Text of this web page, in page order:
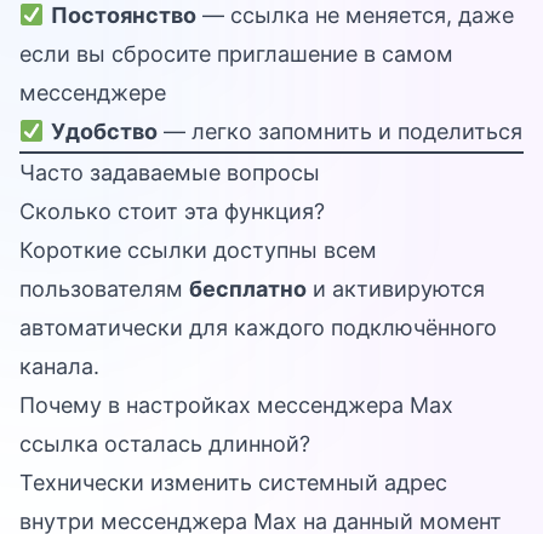
Постоянство— ссылка не меняется, даже
если вы сбросите приглашение в самом
мессенджере
Удобство— легко запомнить и поделиться
Часто задаваемые вопросы
Сколько стоит эта функция?
Короткие ссылки доступны всем
пользователям бесплатно и активируются
автоматически для каждого подключённого
канала.
Почему в настройках мессенджера Max
ссылка осталась длинной?
Технически изменить системный адрес
внутри мессенджера Max на данный момент